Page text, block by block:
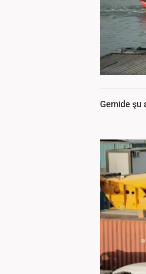
Gemide şu